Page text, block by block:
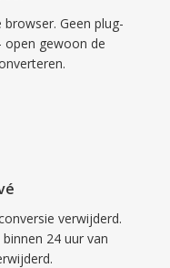
Geen plug-
gewoon de
verwijderd.
24 uur van